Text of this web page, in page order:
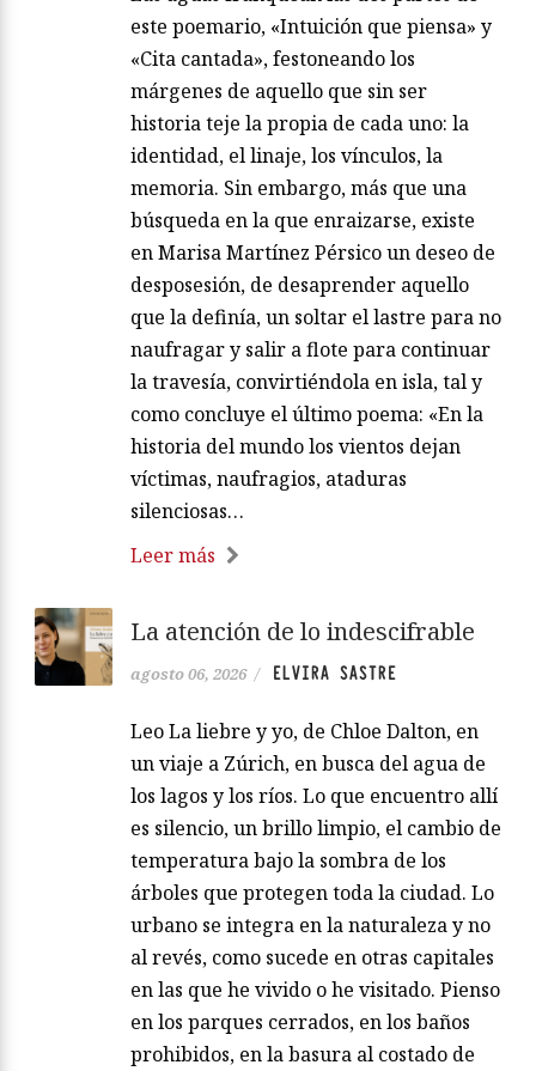
este poemario, «Intuición que piensa» y
«Cita cantada», festoneando los
márgenes de aquello que sin ser
historia teje la propia de cada uno: la
identidad, el linaje, los vínculos, la
memoria. Sin embargo, más que una
búsqueda en la que enraizarse, existe
en Marisa Martínez Pérsico un deseo de
desposesión, de desaprender aquello
que la definía, un soltar el lastre para no
naufragar y salir a flote para continuar
la travesía, convirtiéndola en isla, tal y
como concluye el último poema: «En la
historia del mundo los vientos dejan
víctimas, naufragios, ataduras
silenciosas…
Leer más
La atención de lo indescifrable
agosto 06, 2026 / ELVIRA SASTRE
Leo La liebre y yo, de Chloe Dalton, en
un viaje a Zúrich, en busca del agua de
los lagos y los ríos. Lo que encuentro allí
es silencio, un brillo limpio, el cambio de
temperatura bajo la sombra de los
árboles que protegen toda la ciudad. Lo
urbano se integra en la naturaleza y no
al revés, como sucede en otras capitales
en las que he vivido o he visitado. Pienso
en los parques cerrados, en los baños
prohibidos, en la basura al costado de